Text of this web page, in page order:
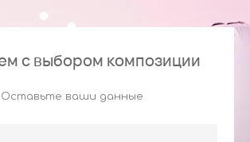
с выбором композиции
Оставьте ваши данные